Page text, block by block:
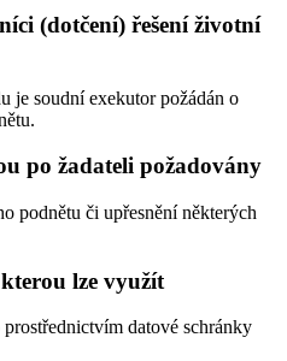
(dotčení) řešení životní
je soudní exekutor požádán o
po žadateli požadovány
podnětu či upřesnění některých
lze využít
datové schránky